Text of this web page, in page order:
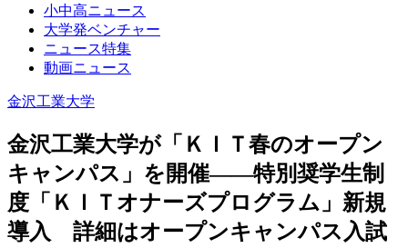
小中高ニュース
大学発ベンチャー
ニュース特集
動画ニュース
金沢工業大学
金沢工業大学が「ＫＩＴ春のオープン
キャンパス」を開催――特別奨学生制
度「ＫＩＴオナーズプログラム」新規
導入 詳細はオープンキャンパス入試